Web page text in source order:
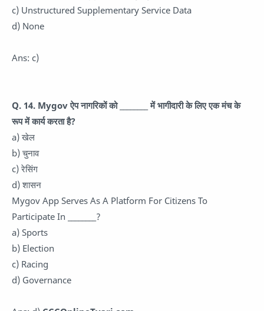
c) Unstructured Supplementary Service Data
d) None
Ans: c)
Q. 14. Mygov ऐप नागरिकों को ________ में भागीदारी के लिए एक मंच के
रूप में कार्य करता है?
a) खेल
b) चुनाव
c) रेसिंग
d) शासन
Mygov App Serves As A Platform For Citizens To
Participate In ________?
a) Sports
b) Election
c) Racing
d) Governance